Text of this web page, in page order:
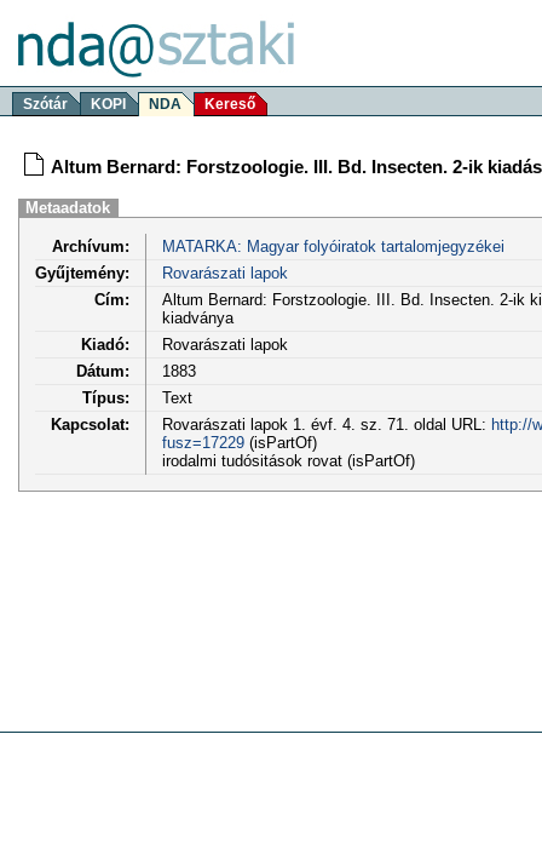
Szótár KOPI NDA Kereső
Altum Bernard: Forstzoologie. III. Bd. Insecten. 2-ik
Metaadatok
Archívum:
MATARKA: Magyar folyóiratok tartalomjegyzékei
Gyűjtemény:
Rovarászati lapok
Cím:
Altum Bernard: Forstzoologie. III. Bd. Insecten. 2-ik
kiadványa
Kiadó:
Rovarászati lapok
Dátum:
1883
Típus:
Text
Kapcsolat:
Rovarászati lapok 1. évf. 4. sz. 71. oldal URL: http://
fusz=17229(isPartOf)
irodalmi tudósitások rovat (isPartOf)